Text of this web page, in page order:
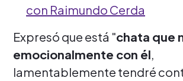
con Raimundo Cerda
Expresó que está "chata que
emocionalmente con él,
lamentablemente tendré